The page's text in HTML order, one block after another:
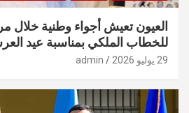
العيون تعيش أجواء وطنية خلال
للخطاب الملكي بمناسبة عيد
29 يوليو 2026 admin